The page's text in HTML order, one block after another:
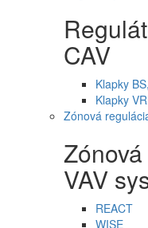
CAV
Klapky
Klapky
Zónová
VAV
REACT
WISE